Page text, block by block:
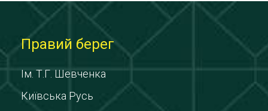
Правий берег
Ім. Т.Г. Шевченка
Київська Русь